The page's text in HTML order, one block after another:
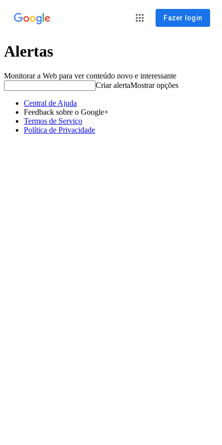
Fazer login
Alertas
Monitorar a Web para ver conteúdo novo e interessante
Criar alertaMostrar opções
Central de Ajuda
Feedback sobre o Google+
Termos de Serviço
Política de Privacidade